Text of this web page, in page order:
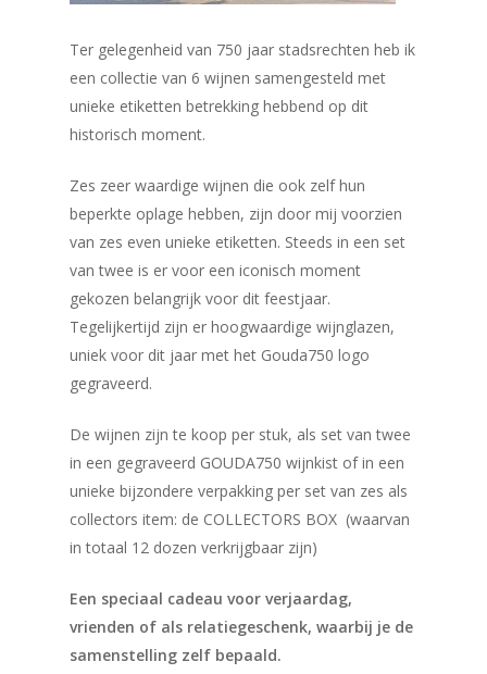
Ter gelegenheid van 750 jaar stadsrechten heb ik
een collectie van 6 wijnen samengesteld met
unieke etiketten betrekking hebbend op dit
historisch moment.
Zes zeer waardige wijnen die ook zelf hun
beperkte oplage hebben, zijn door mij voorzien
van zes even unieke etiketten. Steeds in een set
van twee is er voor een iconisch moment
gekozen belangrijk voor dit feestjaar.
Tegelijkertijd zijn er hoogwaardige wijnglazen,
uniek voor dit jaar met het Gouda750 logo
gegraveerd.
De wijnen zijn te koop per stuk, als set van twee
in een gegraveerd GOUDA750 wijnkist of in een
unieke bijzondere verpakking per set van zes als
collectors item: de COLLECTORS BOX (waarvan
in totaal 12 dozen verkrijgbaar zijn)
Een speciaal cadeau voor verjaardag,
vrienden of als relatiegeschenk, waarbij je de
samenstelling zelf bepaald.